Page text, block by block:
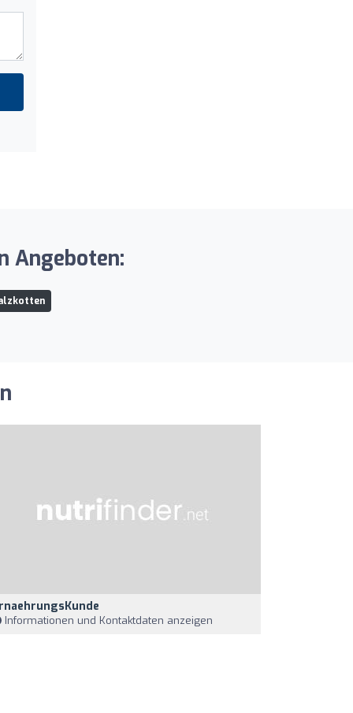
Angeboten:
Informationen und Kontaktdaten anzeigen